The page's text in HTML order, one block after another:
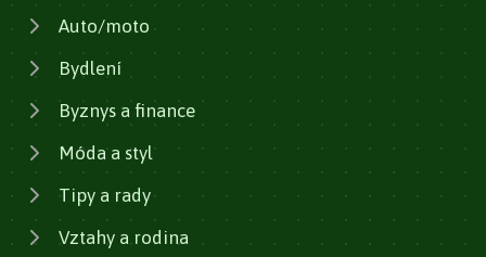
Auto/moto
Bydlení
Byznys a finance
Móda a styl
Tipy a rady
Vztahy a rodina